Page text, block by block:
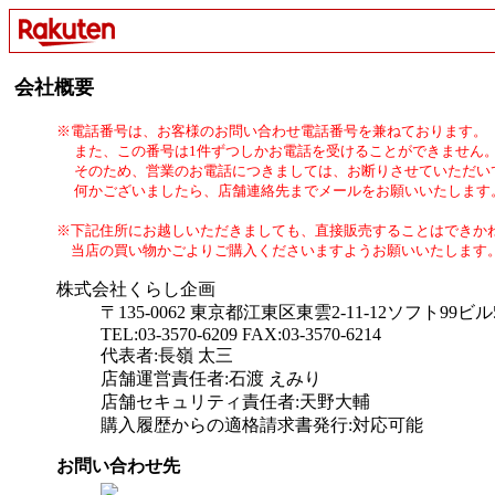
会社概要
※電話番号は、お客様のお問い合わせ電話番号を兼ねております。
また、この番号は1件ずつしかお電話を受けることができません。
そのため、営業のお電話につきましては、お断りさせていただい
何かございましたら、店舗連絡先までメールをお願いいたします
※下記住所にお越しいただきましても、直接販売することはできか
当店の買い物かごよりご購入くださいますようお願いいたします。
株式会社くらし企画
〒135-0062 東京都江東区東雲2-11-12ソフト99ビル
TEL:03-3570-6209 FAX:03-3570-6214
代表者:長嶺 太三
店舗運営責任者:石渡 えみり
店舗セキュリティ責任者:天野大輔
購入履歴からの適格請求書発行:対応可能
お問い合わせ先